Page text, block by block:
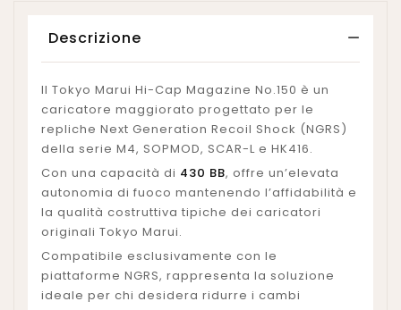
Descrizione
Il Tokyo Marui Hi-Cap Magazine No.150 è un
caricatore maggiorato progettato per le
repliche Next Generation Recoil Shock (NGRS)
della serie M4, SOPMOD, SCAR-L e HK416.
Con una capacità di 430 BB, offre un’elevata
autonomia di fuoco mantenendo l’affidabilità e
la qualità costruttiva tipiche dei caricatori
originali Tokyo Marui.
Compatibile esclusivamente con le
piattaforme NGRS, rappresenta la soluzione
ideale per chi desidera ridurre i cambi